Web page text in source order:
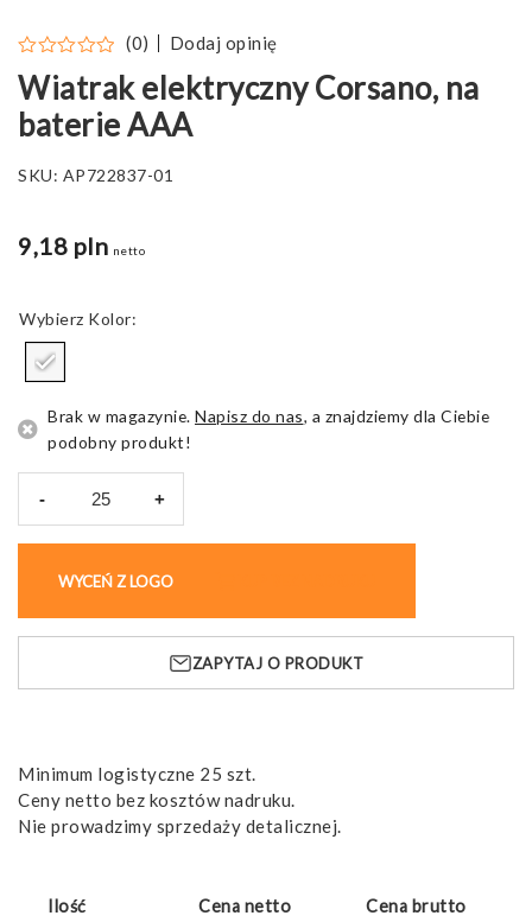
(0) Dodaj opinię
Wiatrak elektryczny Corsano, na
baterie AAA
SKU: AP722837-01
9,18 pln netto
Kolor
Brak w magazynie. Napisz do nas, a znajdziemy dla Ciebie
podobny produkt!
-
Corsano,
na
baterie
+
WYCEŃ Z LOGO
ZAPYTAJ O PRODUKT
Minimum logistyczne 25 szt.
Ceny netto bez kosztów nadruku.
Nie prowadzimy sprzedaży detalicznej.
Ilość Cena netto Cena brutto